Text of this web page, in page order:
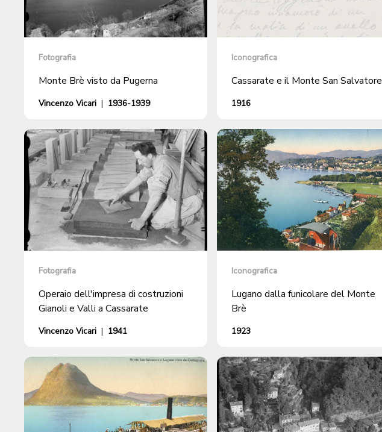
Fotografia
Monte Brè visto da Pugerna
Vincenzo Vicari | 1936-1939
Iconografica
Cassarate e il Monte San Salvatore
1916
Fotografia
Operaio dell'impresa di costruzioni
Gianoli e Valli a Cassarate
Vincenzo Vicari | 1941
Iconografica
Lugano dalla funicolare del Monte
Brè
1923